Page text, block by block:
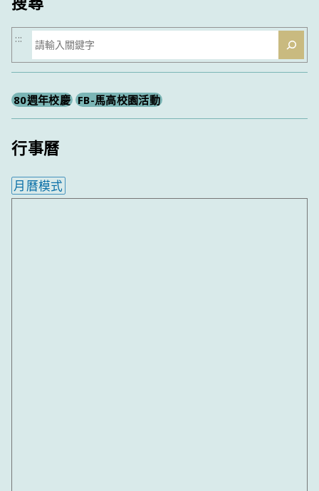
搜
尋
:::
80週年校慶 FB-馬高校園活動
行事曆
月曆模式